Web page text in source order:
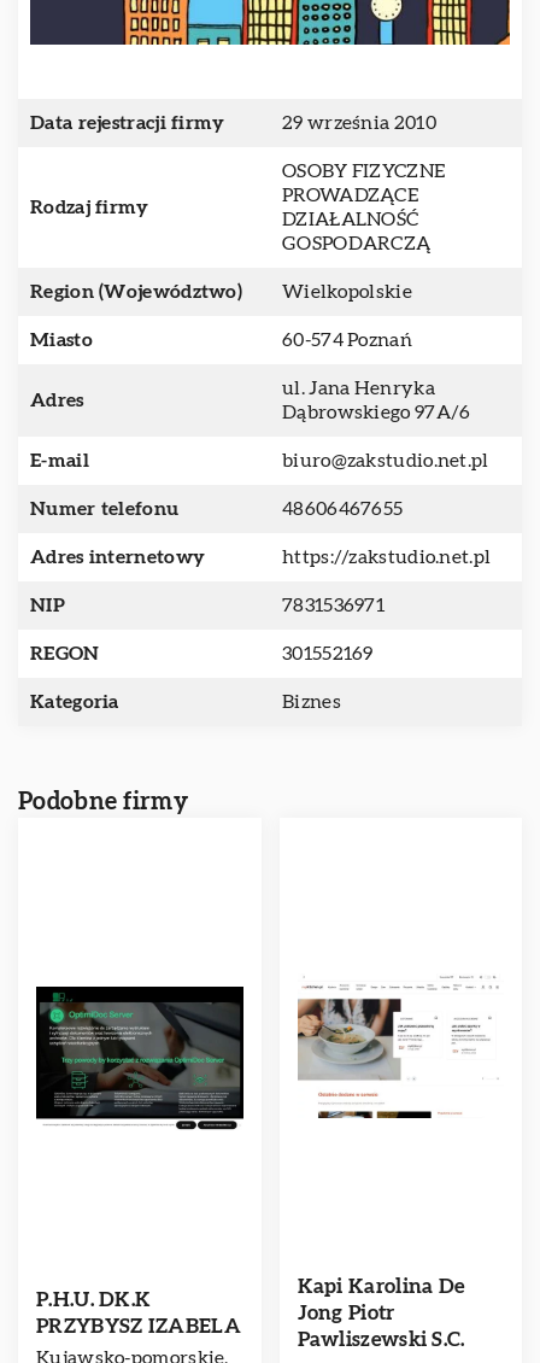
Data rejestracji firmy 29 września 2010
Rodzaj firmy
OSOBY FIZYCZNE
PROWADZĄCE
DZIAŁALNOŚĆ
GOSPODARCZĄ
Region (Województwo) Wielkopolskie
Miasto 60-574 Poznań
Adres
ul. Jana Henryka
Dąbrowskiego 97A/6
E-mail biuro@zakstudio.net.pl
Numer telefonu 48606467655
Adres internetowy https://zakstudio.net.pl
NIP 7831536971
REGON 301552169
Kategoria Biznes
Podobne firmy
P.H.U. DK.K
PRZYBYSZ IZABELA
Kujawsko-pomorskie,
Kapi Karolina De
Jong Piotr
Pawliszewski S.C.